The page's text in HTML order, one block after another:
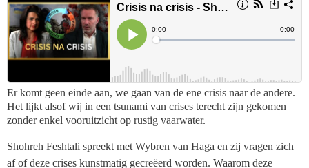
Er komt geen einde aan, we gaan van de ene crisis naar de andere.
Het lijkt alsof wij in een tsunami van crises terecht zijn gekomen
zonder enkel vooruitzicht op rustig vaarwater.
Shohreh Feshtali spreekt met Wybren van Haga en zij vragen zich
af of deze crises kunstmatig gecreëerd worden. Waarom deze